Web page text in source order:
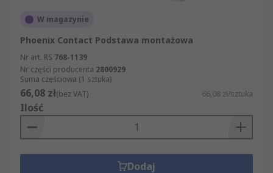
W magazynie
Phoenix Contact Podstawa montażowa
Nr art. RS 768-1139
Nr części producenta 2800929
Suma częściowa (1 sztuka)
66,08 zł(bez VAT) 66,08 zł/sztuka
Ilość
Dodaj